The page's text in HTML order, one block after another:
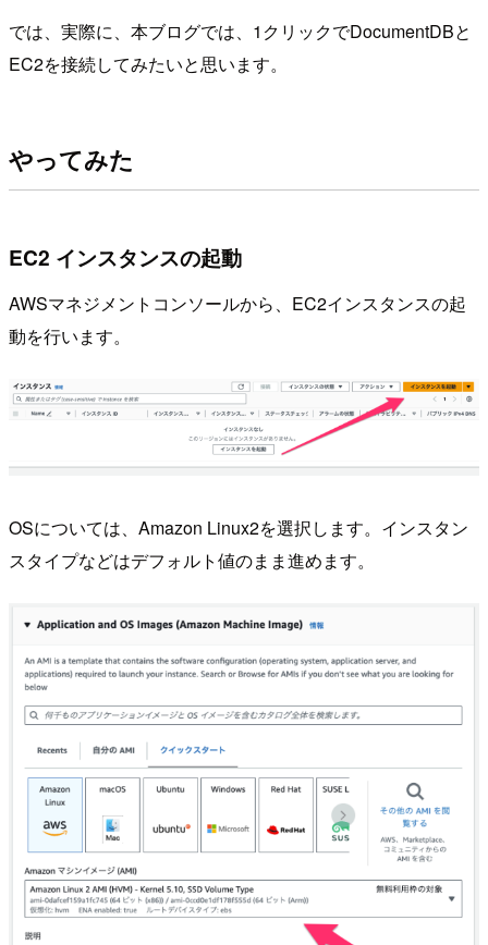
では、実際に、本ブログでは、1クリックでDocumentDBと
EC2を接続してみたいと思います。
やってみた
EC2 インスタンスの起動
AWSマネジメントコンソールから、EC2インスタンスの起
動を行います。
OSについては、Amazon Linux2を選択します。インスタン
スタイプなどはデフォルト値のまま進めます。